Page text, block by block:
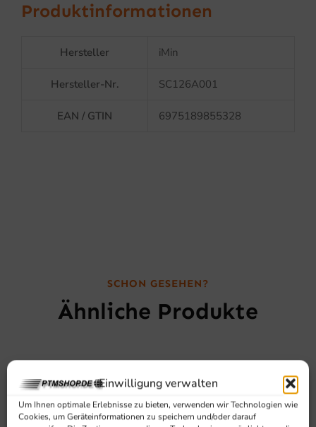
Einwilligung verwalten
Um Ihnen optimale Erlebnisse zu bieten, verwenden wir Technologien wie
Cookies, um Geräteinformationen zu speichern und/oder darauf
Produktinformationen
Hersteller iMin
Hersteller-Nr. SC126A001
EAN / GTIN 6975189855328
SCHON GESEHEN?
Ähnliche Produkte